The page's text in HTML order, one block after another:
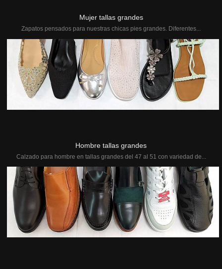
Mujer tallas grandes
Zapatos pensados para nuestras chicas pies grandes. Diferentes...
Hombre tallas grandes
Calzado para hombre en tallas grandes del 47 al 51 con variedad de...